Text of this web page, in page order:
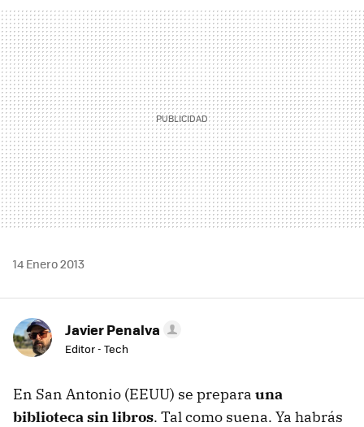
MAIL
14 Enero 2013
Javier Penalva
Editor - Tech
En San Antonio (EEUU) se prepara una
biblioteca sin libros. Tal como suena. Ya habrás